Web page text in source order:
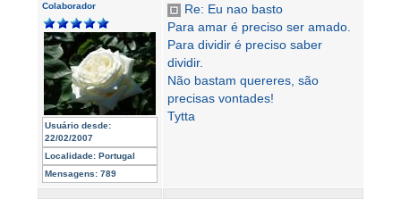
Colaborador
Usuário desde:
22/02/2007
Localidade: Portugal
Mensagens: 789
Re: Eu nao basto
Para amar é preciso ser amado.
Para dividir é preciso saber
dividir.
Não bastam quereres, são
precisas vontades!
Tytta